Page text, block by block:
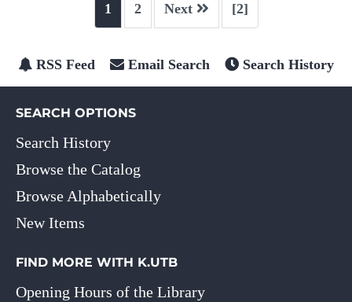
1 2 Next [2]
RSS Feed Email Search Search History
SEARCH OPTIONS
Search History
Browse the Catalog
Browse Alphabetically
New Items
FIND MORE WITH K.UTB
Opening Hours of the Library